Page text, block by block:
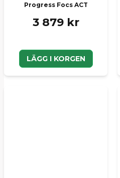
Progress Focs ACT
3 879 kr
LÄGG I KORGEN